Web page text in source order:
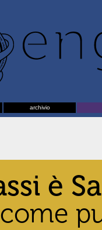
archivio
è
come